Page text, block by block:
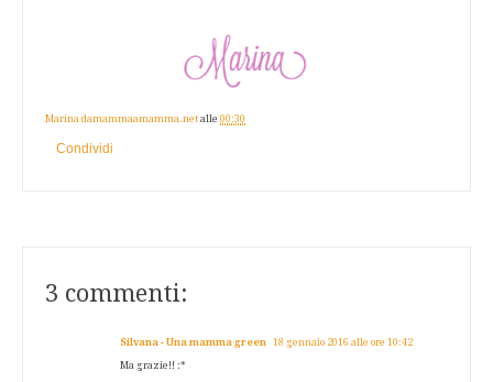
Marina damammaamamma.net alle 00:30
Condividi
3 commenti:
Silvana - Una mamma green 18 gennaio 2016 alle ore 10:42
Ma grazie!! :*